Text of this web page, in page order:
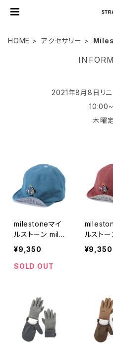
HOME アクセサリー
2021年8月8日リニ
木曜
milestoneマイ
ルストーン mile
stone Original
Cap MSC-026
"Let's Keep P
¥9,350
SOLD OUT
ルスト
stone
Cap
¥9,350